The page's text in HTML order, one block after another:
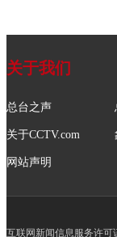
关于我们
总台之声
关于CCTV.com
网站声明
互联网新闻信息服务许可